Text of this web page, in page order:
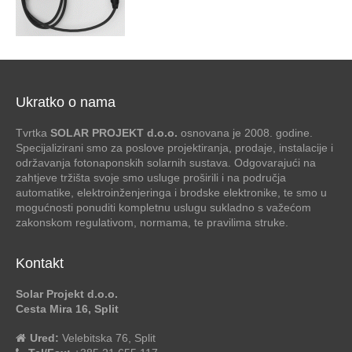
Ukratko o nama
Tvrtka SOLAR PROJEKT d.o.o. osnovana je 2008. godine.
Specijalizirani smo za poslove projektiranja, prodaje, instalacije i
održavanja fotonaponskih solarnih sustava. Odgovarajući na
zahtjeve tržišta svoje smo usluge proširili i na područja
automatike, elektroinženjeringa i brodske elektronike, te smo u
mogućnosti ponuditi kompletnu uslugu sukladno s važećom
zakonskom regulativom, normama, te pravilima struke.
Kontakt
Solar Projekt d.o.o.
Cesta Mira 16, Split
Ured: Velebitska 76, Split